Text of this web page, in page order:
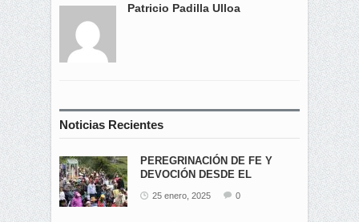
Patricio Padilla Ulloa
Noticias Recientes
PEREGRINACIÓN DE FE Y
DEVOCIÓN DESDE EL
25 enero, 2025 0